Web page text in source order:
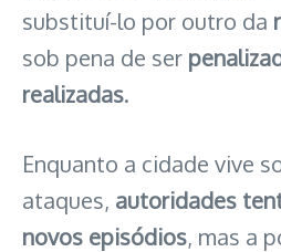
substituí-lo por outro da
sob pena de ser
realizadas.
Enquanto a cidade vive
ataques, autoridades
novos episódios, mas a